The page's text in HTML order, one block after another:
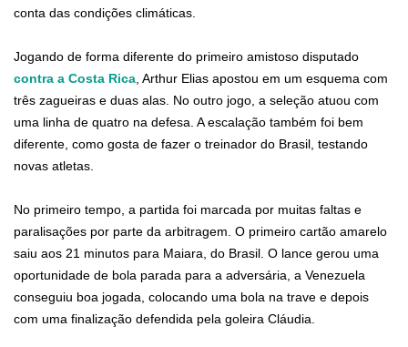
conta das condições climáticas.
Jogando de forma diferente do primeiro amistoso disputado
contra a Costa Rica , Arthur Elias apostou em um esquema com
três zagueiras e duas alas. No outro jogo, a seleção atuou com
uma linha de quatro na defesa. A escalação também foi bem
diferente, como gosta de fazer o treinador do Brasil, testando
novas atletas.
No primeiro tempo, a partida foi marcada por muitas faltas e
paralisações por parte da arbitragem. O primeiro cartão amarelo
saiu aos 21 minutos para Maiara, do Brasil. O lance gerou uma
oportunidade de bola parada para a adversária, a Venezuela
conseguiu boa jogada, colocando uma bola na trave e depois
com uma finalização defendida pela goleira Cláudia.